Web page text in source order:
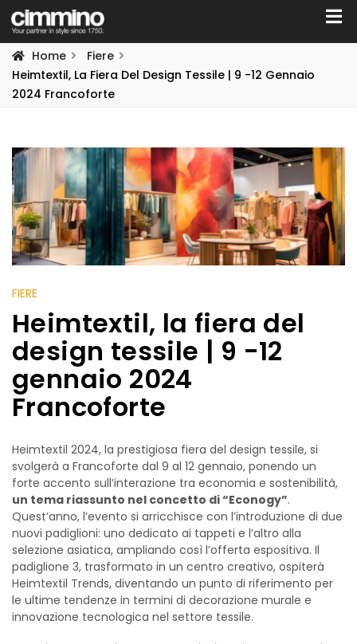
Home
Fiere
Heimtextil, La Fiera Del Design Tessile | 9 -12 Gennaio
2024 Francoforte
FIERE
Heimtextil, la fiera del
design tessile | 9 -12
gennaio 2024
Francoforte
Heimtextil 2024, la prestigiosa fiera del design tessile, si
svolgerà a Francoforte dal 9 al 12 gennaio, ponendo un
forte accento sull’interazione tra economia e sostenibilità,
un tema riassunto nel concetto di “Econogy”.
Quest’anno, l’evento si arricchisce con l’introduzione di due
nuovi padiglioni: uno dedicato ai tappeti e l’altro alla
selezione asiatica, ampliando così l’offerta espositiva. Il
padiglione 3, trasformato in un centro creativo, ospiterà
Heimtextil Trends, diventando un punto di riferimento per
le ultime tendenze in termini di decorazione murale e
innovazione tecnologica nel settore tessile.